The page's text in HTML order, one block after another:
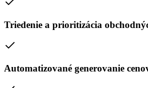
Triedenie a prioritizácia
Automatizované generovanie